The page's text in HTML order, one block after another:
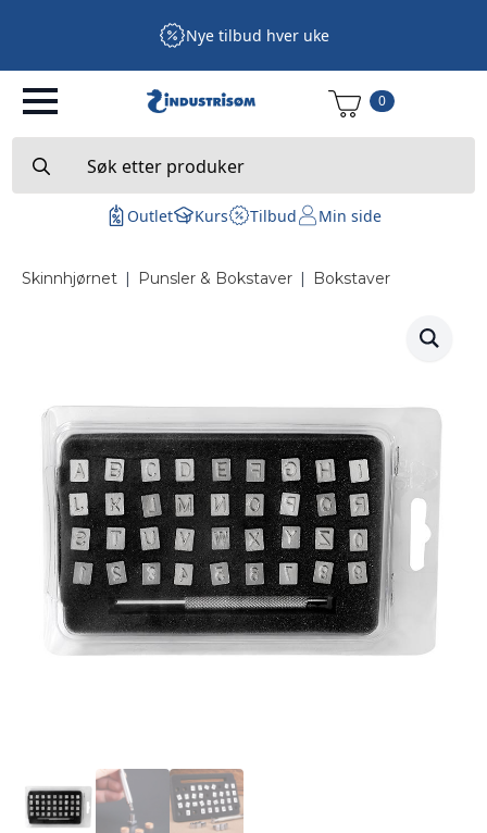
Nye tilbud hver uke
0
for:
Outlet Kurs Tilbud Min side
Skinnhjørnet | Punsler & Bokstaver | Bokstaver